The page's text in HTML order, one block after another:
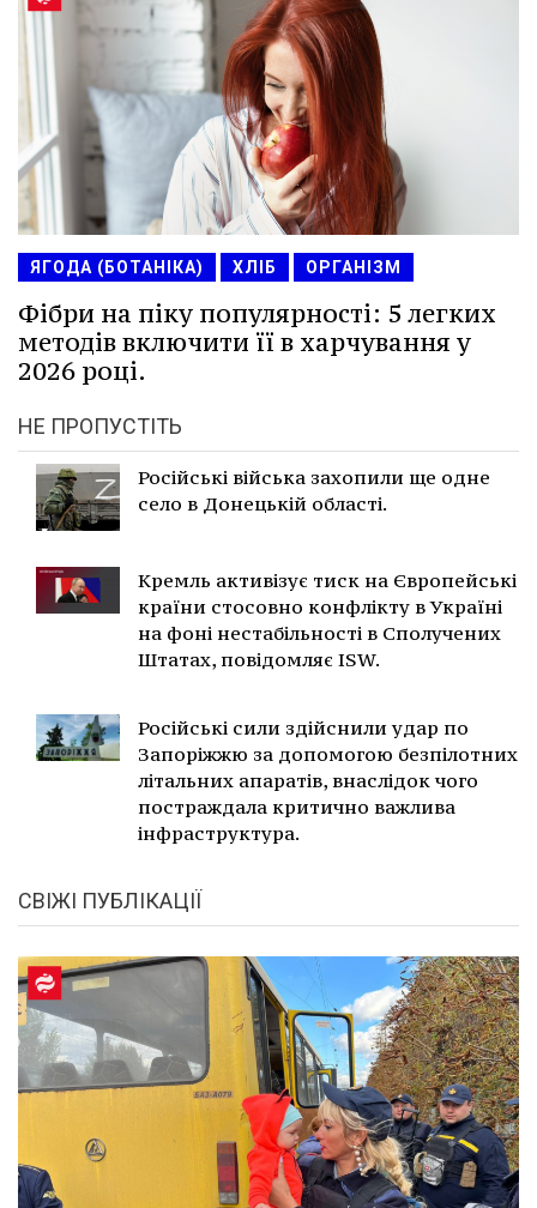
ЯГОДА (БОТАНІКА) ХЛІБ ОРГАНІЗМ
Фібри на піку популярності: 5 легких
методів включити її в харчування у
2026 році.
НЕ ПРОПУСТІТЬ
Російські війська захопили ще одне
село в Донецькій області.
Кремль активізує тиск на Європейські
країни стосовно конфлікту в Україні
на фоні нестабільності в Сполучених
Штатах, повідомляє ISW.
Російські сили здійснили удар по
Запоріжжю за допомогою безпілотних
літальних апаратів, внаслідок чого
постраждала критично важлива
інфраструктура.
СВІЖІ ПУБЛІКАЦІЇ